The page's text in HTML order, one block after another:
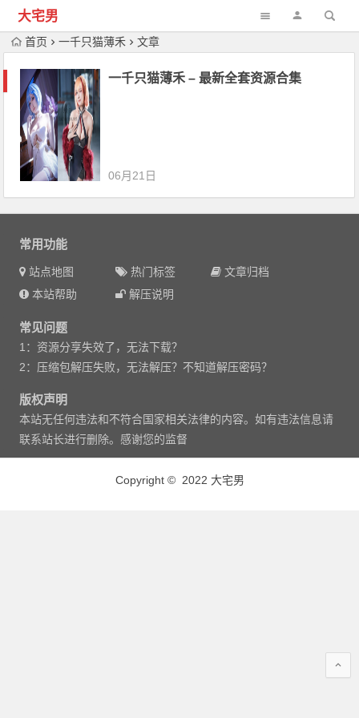
大宅男
首页 一千只猫薄禾 文章
一千只猫薄禾 – 最新全套资源合集
06月21日
常用功能
站点地图 热门标签
文章归档
本站帮助
解压说明
常见问题
1：资源分享失效了，无法下载？
2：压缩包解压失败，无法解压？不知道解压密码？
版权声明
本站无任何违法和不符合国家相关法律的内容。如有违法信息请
联系站长进行删除。感谢您的监督
Copyright © 2022 大宅男